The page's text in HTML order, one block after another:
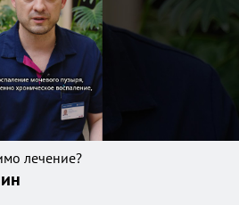
лечение?